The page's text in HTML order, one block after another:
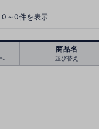
0～0件を表示
商品名
並び替え